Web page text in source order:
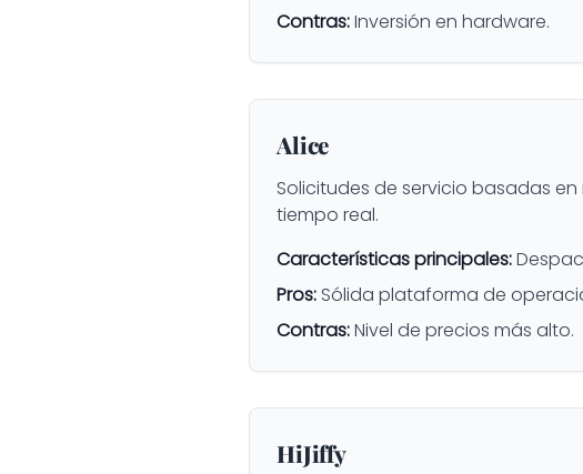
Contras:Inversión en hardware.
Alice
Solicitudes de servicio basadas
tiempo real.
Características principales:
Pros: Sólida plataforma de
Contras:Nivel de precios más alto.
HiJiffy